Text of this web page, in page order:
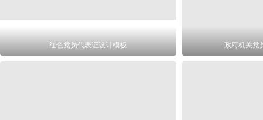
红色党员代表证设计模板 政府机关党